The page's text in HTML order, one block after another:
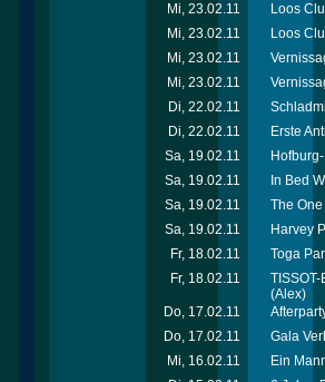
Mi, 23.02.11
Loos
Mi, 23.02.11
Loos
Mi, 23.02.11
Mi, 23.02.11
Di, 22.02.11
Di, 22.02.11
Erste
Sa, 19.02.11
Sa, 19.02.11
In Bed
Sa, 19.02.11
The
Sa, 19.02.11
Harvey
Fr, 18.02.11
Toga
Fr, 18.02.11
(Alex)
Do, 17.02.11
Do, 17.02.11
Gala
Mi, 16.02.11
Ein